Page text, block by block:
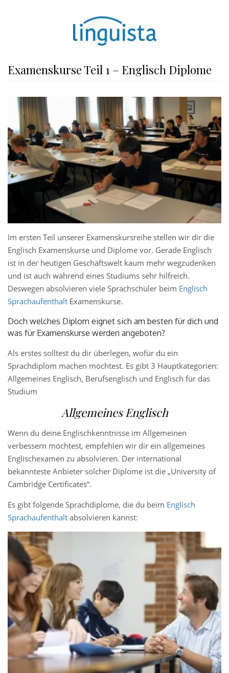
Examenskurse Teil 1 – Englisch Diplome
Im ersten Teil unserer Examenskursreihe stellen wir dir die
Englisch Examenskurse und Diplome vor. Gerade Englisch
ist in der heutigen Geschäftswelt kaum mehr wegzudenken
und ist auch während eines Studiums sehr hilfreich.
Deswegen absolvieren viele Sprachschüler beim Englisch
Sprachaufenthalt Examenskurse.
Doch welches Diplom eignet sich am besten für dich und
was für Examenskurse werden angeboten?
Als erstes solltest du dir überlegen, wofür du ein
Sprachdiplom machen möchtest. Es gibt 3 Hauptkategorien:
Allgemeines Englisch, Berufsenglisch und Englisch für das
Studium
Allgemeines Englisch
Wenn du deine Englischkenntnisse im Allgemeinen
verbessern möchtest, empfehlen wir dir ein allgemeines
Englischexamen zu absolvieren. Der international
bekannteste Anbieter solcher Diplome ist die „University of
Cambridge Certificates“.
Es gibt folgende Sprachdiplome, die du beim Englisch
Sprachaufenthalt absolvieren kannst: